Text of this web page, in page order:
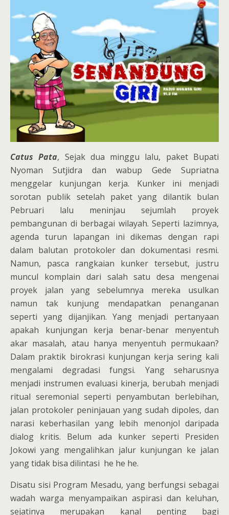
Catus Pata, Sejak dua minggu lalu, paket Bupati
Nyoman Sutjidra dan wabup Gede Supriatna
menggelar kunjungan kerja. Kunker ini menjadi
sorotan publik setelah paket yang dilantik bulan
Pebruari lalu meninjau sejumlah proyek
pembangunan di berbagai wilayah. Seperti lazimnya,
agenda turun lapangan ini dikemas dengan rapi
dalam balutan protokoler dan dokumentasi resmi.
Namun, pasca rangkaian kunker tersebut, justru
muncul komplain dari salah satu desa mengenai
proyek jalan yang sebelumnya mereka usulkan
namun tak kunjung mendapatkan penanganan
seperti yang dijanjikan. Yang menjadi pertanyaan
apakah kunjungan kerja benar-benar menyentuh
akar masalah, atau hanya menyentuh permukaan?
Dalam praktik birokrasi kunjungan kerja sering kali
mengalami degradasi fungsi. Yang seharusnya
menjadi instrumen evaluasi kinerja, berubah menjadi
ritual seremonial seperti penyambutan berlebihan,
jalan protokoler peninjauan yang sudah dipoles, dan
narasi keberhasilan yang lebih menonjol daripada
dialog kritis. Belum ada kunker seperti Presiden
Jokowi yang mengalihkan jalur kunjungan ke jalan
yang tidak bisa dilintasi he he he.
Disatu sisi Program Mesadu, yang berfungsi sebagai
wadah warga menyampaikan aspirasi dan keluhan,
sejatinya merupakan kanal penting bagi